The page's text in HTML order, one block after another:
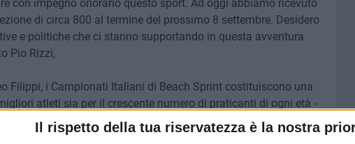
Il rispetto della tua riservatezza è la nostra
con impegno onorano questo sport. Ad oggi abbiamo ricevuto
di circa 800 al termine del prossimo 8 settembre. Desidero
e politiche che ci stanno supportando in questa avventura
Pio Rizzi,
Filippi, i Campionati Italiani di Beach Sprint costituiscono una
atleti sia per il crescente numero di praticanti di ogni età -
della Federazione Italiana Canottaggio – A Barletta, sotto i
vedremo sfide spettacolari in spiaggia e in acqua, con